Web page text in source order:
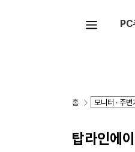
PC
홈
탑라인에